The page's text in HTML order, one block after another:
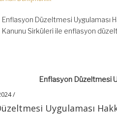
Enflasyon Düzeltmesi Uygulaması
Kanunu Sirküleri ile enflasyon
Enflasyon Düzeltmesi
/
Uygulaması